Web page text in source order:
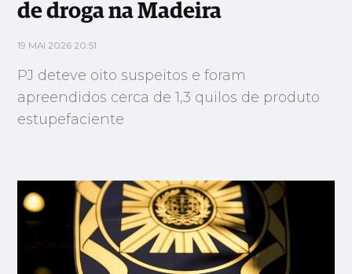
de droga na Madeira
19 MAI 2026 20:51
PJ deteve oito suspeitos e foram
apreendidos cerca de 1,3 quilos de produto
estupefaciente